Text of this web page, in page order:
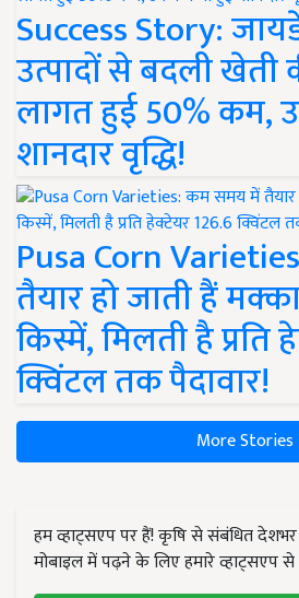
Success Story:
उत्पादों से बदली खेती
लागत हुई 50% कम,
शानदार वृद्धि!
Pusa Corn
तैयार हो जाती हैं
किस्में, मिलती है प्रति
क्विंटल तक पैदावार!
More Stories
हम व्हाट्सएप पर हैं! कृषि से संबंधित
मोबाइल में पढ़ने के लिए हमारे व्हाट्सएप